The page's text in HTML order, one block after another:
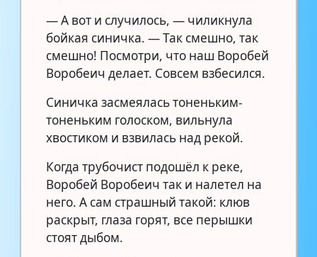
— А вот и случилось, — чиликнула
бойкая синичка. — Так смешно, так
смешно! Посмотри, что наш Воробей
Воробеич делает. Совсем взбесился.
Синичка засмеялась тоненьким-
тоненьким голоском, вильнула
хвостиком и взвилась над рекой.
Когда трубочист подошёл к реке,
Воробей Воробеич так и налетел на
него. А сам страшный такой: клюв
раскрыт, глаза горят, все перышки
стоят дыбом.